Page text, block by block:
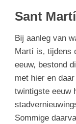
Sant Martí
Bij aanleg van
Martí is, tijdens
eeuw, bestond
met hier en
twintigste eeuw
Sommige